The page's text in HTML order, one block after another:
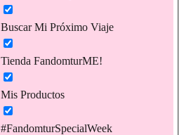
Buscar Mi Próximo Viaje
Tienda FandomturME!
Mis Productos
#FandomturSpecialWeek